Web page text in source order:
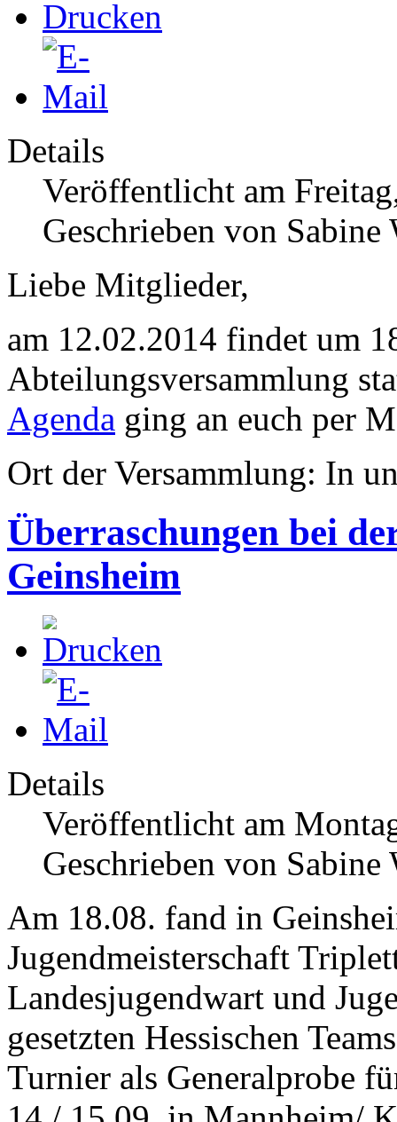
Details
Veröffentlicht am
Geschrieben von Sabine
Liebe Mitglieder,
am 12.02.2014 findet um
Abteilungsversammlung
Agenda ging an euch per
Ort der Versammlung: In
Überraschungen bei
Geinsheim
Details
Veröffentlicht am
Geschrieben von Sabine
Am 18.08. fand in
Jugendmeisterschaft
Landesjugendwart und
gesetzten Hessischen
Turnier als Generalprobe